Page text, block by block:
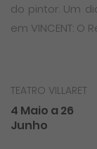
do pintor. Um
em VINCENT: O
TEATRO VILLARET
4 Maio a 26
Junho